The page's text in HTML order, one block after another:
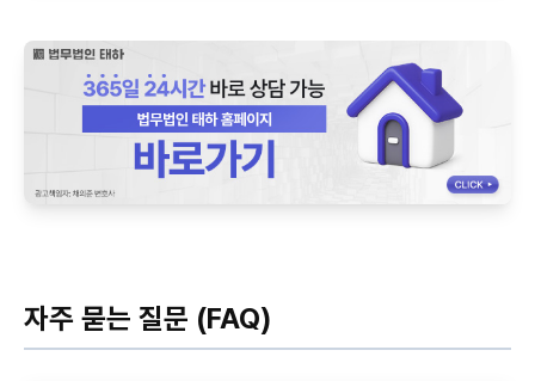
자주 묻는 질문 (FAQ)